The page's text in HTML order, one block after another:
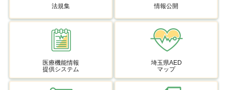
法規集 情報公開
医療機能情報
提供システム
埼玉県AED
マップ